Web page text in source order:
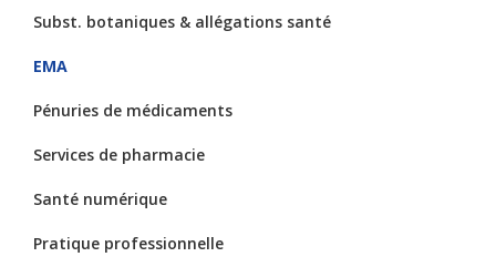
Subst. botaniques & allégations santé
EMA
Pénuries de médicaments
Services de pharmacie
Santé numérique
Pratique professionnelle